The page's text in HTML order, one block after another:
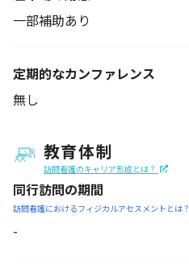
一部補助あり
定期的なカンファレンス
無し
教育体制
訪問看護のキャリア形成とは？
同行訪問の期間
訪問看護におけるフィジカルアセスメントとは？
-